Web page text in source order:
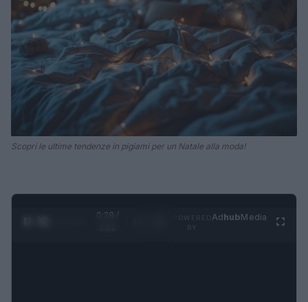
Scopri le ultime tendenze in pigiami per un Natale alla moda!
0:29 /
AdhubMedia